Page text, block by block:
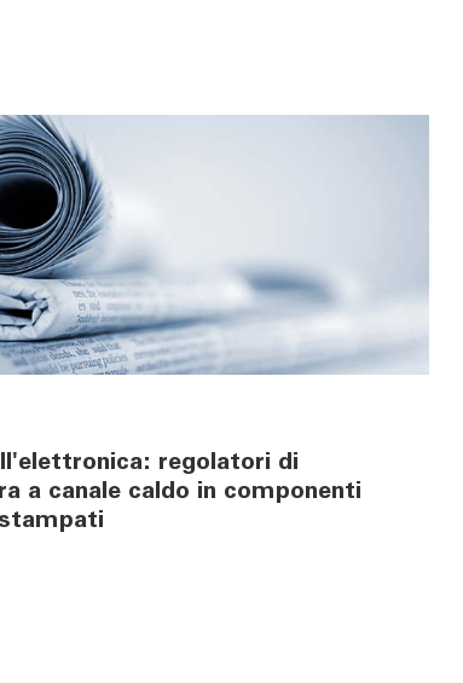
regolatori di
a canale caldo in componenti